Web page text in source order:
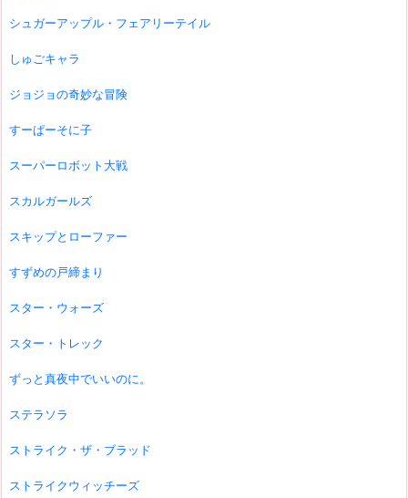
シュガーアップル・フェアリーテイル
しゅごキャラ
ジョジョの奇妙な冒険
すーぱーそに子
スーパーロボット大戦
スカルガールズ
スキップとローファー
すずめの戸締まり
スター・ウォーズ
スター・トレック
ずっと真夜中でいいのに。
ステラソラ
ストライク・ザ・ブラッド
ストライクウィッチーズ